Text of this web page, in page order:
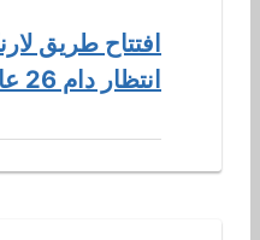
افتتاح طريق
انتظار دام 26 عاماً